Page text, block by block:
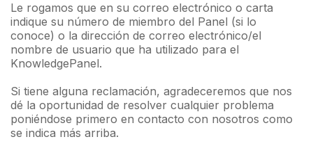
Le rogamos que en su correo electrónico o carta
indique su número de miembro del Panel (si lo
conoce) o la dirección de correo electrónico/el
nombre de usuario que ha utilizado para el
KnowledgePanel.
Si tiene alguna reclamación, agradeceremos que nos
dé la oportunidad de resolver cualquier problema
poniéndose primero en contacto con nosotros como
se indica más arriba.